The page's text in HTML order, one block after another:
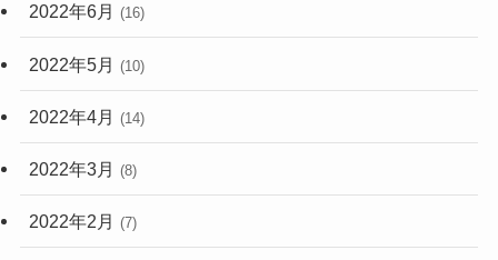
2022年6月 (16)
2022年5月 (10)
2022年4月 (14)
2022年3月 (8)
2022年2月 (7)